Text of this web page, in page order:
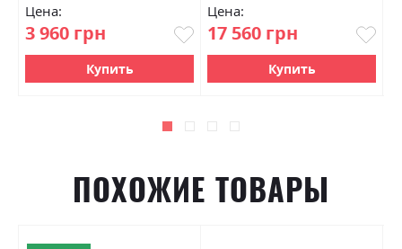
Цена:
3 960 грн
Купить
Цена:
17 560 грн
Купить
ПОХОЖИЕ ТОВАРЫ